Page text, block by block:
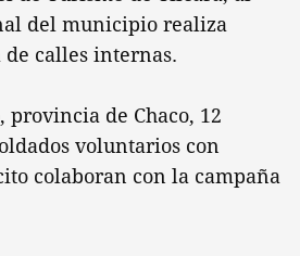
del municipio realiza
calles internas.
de Chaco, 12
voluntarios con
colaboran con la campaña